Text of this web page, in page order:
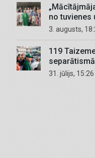
no tuvienes
3. augusts,
119
separātismā
31. jūlijs, 15:26